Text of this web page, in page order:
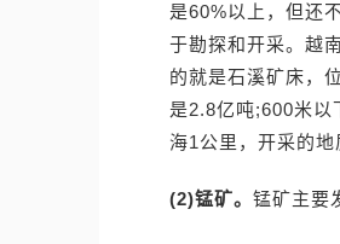
是60%以上，但还
于勘探和开采。越
的就是石溪矿床，
是2.8亿吨;600米以
海1公里，开采的地
(2)锰矿。 锰矿主要